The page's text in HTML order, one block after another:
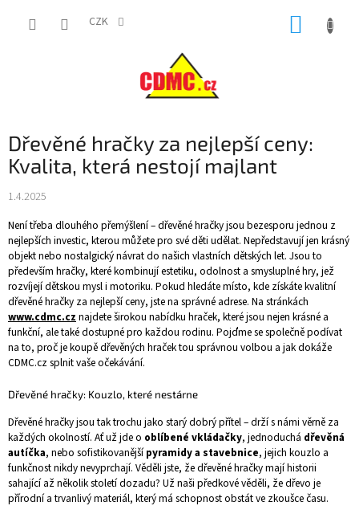
CZK
Dřevěné hračky za nejlepší ceny:
Kvalita, která nestojí majlant
1.4.2025
Není třeba dlouhého přemýšlení – dřevěné hračky jsou bezesporu jednou z
nejlepších investic, kterou můžete pro své děti udělat. Nepředstavují jen krásný
objekt nebo nostalgický návrat do našich vlastních dětských let. Jsou to
především hračky, které kombinují estetiku, odolnost a smysluplné hry, jež
rozvíjejí dětskou mysl i motoriku. Pokud hledáte místo, kde získáte kvalitní
dřevěné hračky za nejlepší ceny, jste na správné adrese. Na stránkách
www.cdmc.cz najdete širokou nabídku hraček, které jsou nejen krásné a
funkční, ale také dostupné pro každou rodinu. Pojďme se společně podívat
na to, proč je koupě dřevěných hraček tou správnou volbou a jak dokáže
CDMC.cz splnit vaše očekávání.
Dřevěné hračky: Kouzlo, které nestárne
Dřevěné hračky jsou tak trochu jako starý dobrý přítel – drží s námi věrně za
každých okolností. Ať už jde o oblíbené vkládačky, jednoduchá dřevěná
autíčka, nebo sofistikovanějšípyramidy a stavebnice, jejich kouzlo a
funkčnost nikdy nevyprchají. Věděli jste, že dřevěné hračky mají historii
sahající až několik století dozadu? Už naši předkové věděli, že dřevo je
přírodní a trvanlivý materiál, který má schopnost obstát ve zkoušce času.